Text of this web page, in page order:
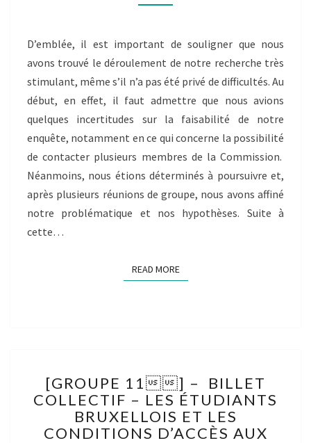
L’IMPACT
DU
DE
LA
FONCTION
PUBLIQUE
SUR
LEURS
POSITIONS
DANS
D’emblée, il est important de souligner que nous
avons trouvé le déroulement de notre recherche très
stimulant, même s’il n’a pas été privé de difficultés. Au
début, en effet, il faut admettre que nous avions
quelques incertitudes sur la faisabilité de notre
enquête, notamment en ce qui concerne la possibilité
de contacter plusieurs membres de la Commission.
Néanmoins, nous étions déterminés à poursuivre et,
après plusieurs réunions de groupe, nous avons affiné
notre problématique et nos hypothèses. Suite à
cette…
READ MOREREAD MORE
11]
–
BILLET
COLLECTIF
[GROUPE 11] – BILLET
COLLECTIF – LES ÉTUDIANTS
BRUXELLOIS ET LES
CONDITIONS D’ACCÈS AUX